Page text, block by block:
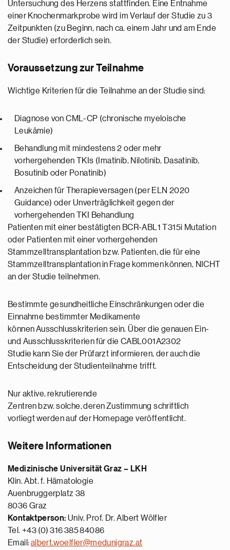
Untersuchung des Herzens stattfinden. Eine Entnahme
einer Knochenmarkprobe wird im Verlauf der Studie zu 3
Zeitpunkten (zu Beginn, nach ca. einem Jahr und am Ende
der Studie) erforderlich sein.
Voraussetzung zur Teilnahme
Wichtige Kriterien für die Teilnahme an der Studie sind:
Diagnose von CML-CP (chronische myeloische
Leukämie)
Behandlung mit mindestens 2 oder mehr
vorhergehenden TKIs (Imatinib, Nilotinib, Dasatinib,
Bosutinib oder Ponatinib)
Anzeichen für Therapieversagen (per ELN 2020
Guidance) oder Unverträglichkeit gegen der
vorhergehenden TKI Behandlung
Patienten mit einer bestätigten BCR-ABL1 T315i Mutation
oder Patienten mit einer vorhergehenden
Stammzelltransplantation bzw. Patienten, die für eine
Stammzelltransplantation in Frage kommen können, NICHT
an der Studie teilnehmen.
Bestimmte gesundheitliche Einschränkungen oder die
Einnahme bestimmter Medikamente
können Ausschlusskriterien sein. Über die genauen Ein-
und Ausschlusskriterien für die CABL001A2302
Studie kann Sie der Prüfarzt informieren, der auch die
Entscheidung der Studienteilnahme trifft.
Nur aktive, rekrutierende
Zentren bzw. solche, deren Zustimmung schriftlich
vorliegt werden auf der Homepage veröffentlicht.
Weitere Informationen
Medizinische Universität Graz – LKH
Klin. Abt. f. Hämatologie
Auenbruggerplatz 38
8036 Graz
Kontaktperson: Univ. Prof. Dr. Albert Wölfler
Tel. +43 (0) 316 385 84086
Email:albert.woelfler@medunigraz.at